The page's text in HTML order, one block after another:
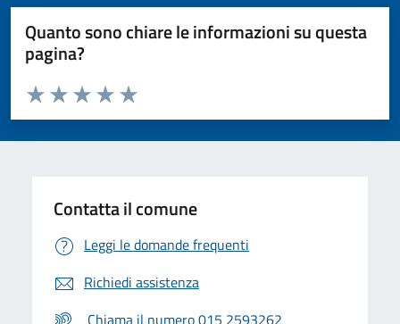
Quanto sono chiare le informazioni su questa
pagina?
Valuta da 1 a 5 stelle la pagina
Valuta 5 stelle su 5
Valuta 4 stelle su 5
Valuta 3 stelle su 5
Valuta 2 stelle su 5
Valuta 1 stelle su 5
Contatta il comune
Leggi le domande frequenti
Richiedi assistenza
Chiama il numero 015 2593262